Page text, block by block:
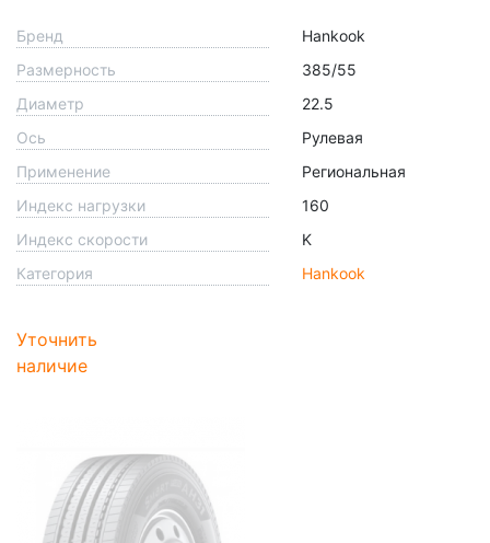
Бренд
Hankook
Размерность
385/55
Диаметр
22.5
Ось
Рулевая
Применение
Региональная
Индекс нагрузки
160
Индекс скорости
K
Категория
Hankook
Уточнить
наличие